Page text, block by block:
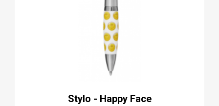
Stylo - Happy Face